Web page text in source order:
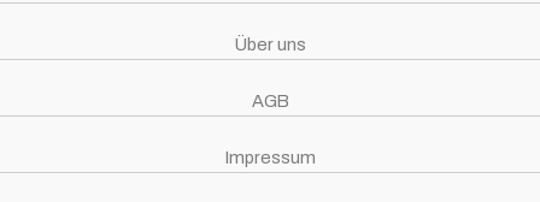
Über uns
AGB
Impressum